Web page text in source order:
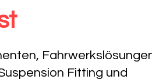
Fitting und